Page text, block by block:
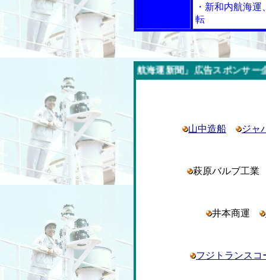
・新和内航海
転
今週の「内航海運新聞」広告スポンサー企業
山中造船 ジャ
萩原バルブ工
井本商運
フジトランスコ